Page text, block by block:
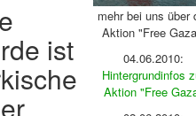
ist
mehr bei uns über
Aktion "Free
04.06.2010:
Hintergrundinfos
Aktion "Free